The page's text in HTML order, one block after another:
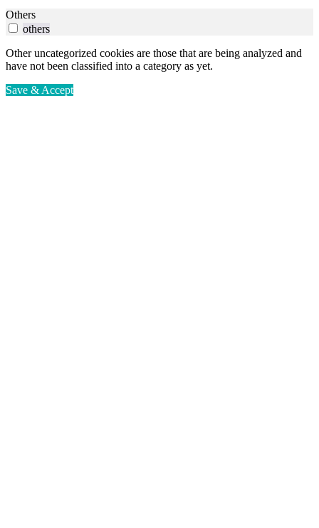
Others
others
Other uncategorized cookies are those that are being analyzed and
have not been classified into a category as yet.
Save & Accept